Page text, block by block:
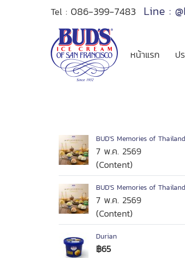
Tel : 086-399-7483 Line :
หน้าแรก ป
BUD'S Memories of
7 พ.ค. 2569
(Content)
BUD'S Memories of
7 พ.ค. 2569
(Content)
Durian
฿65